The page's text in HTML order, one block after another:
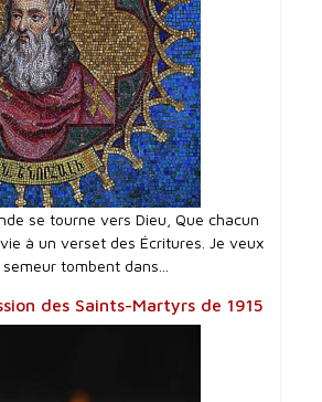
se tourne vers Dieu, Que chacun
à un verset des Écritures. Je veux
tombent dans...
des Saints-Martyrs de 1915